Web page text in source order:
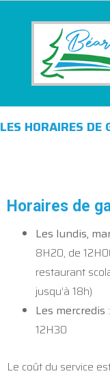
LES HORAIRES DE
Horaires de
Les lundis,
8H20, de
restaurant
jusqu’à 18h)
Les mercredis
12H30
Le coût du service